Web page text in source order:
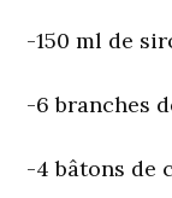
-150 ml de
-6 branches
-4 bâtons de